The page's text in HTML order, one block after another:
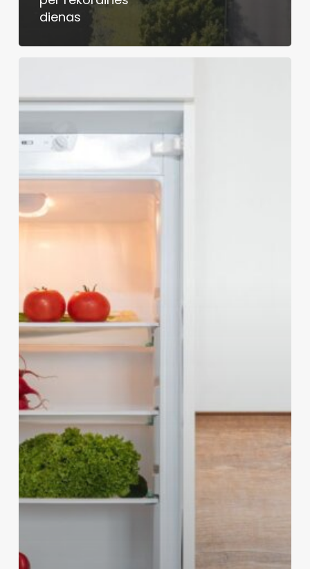
dienas
revoliucija:
maistas
kaltės